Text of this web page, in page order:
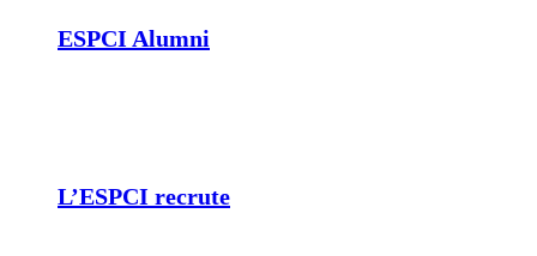
ESPCI Alumni
L’ESPCI recrute